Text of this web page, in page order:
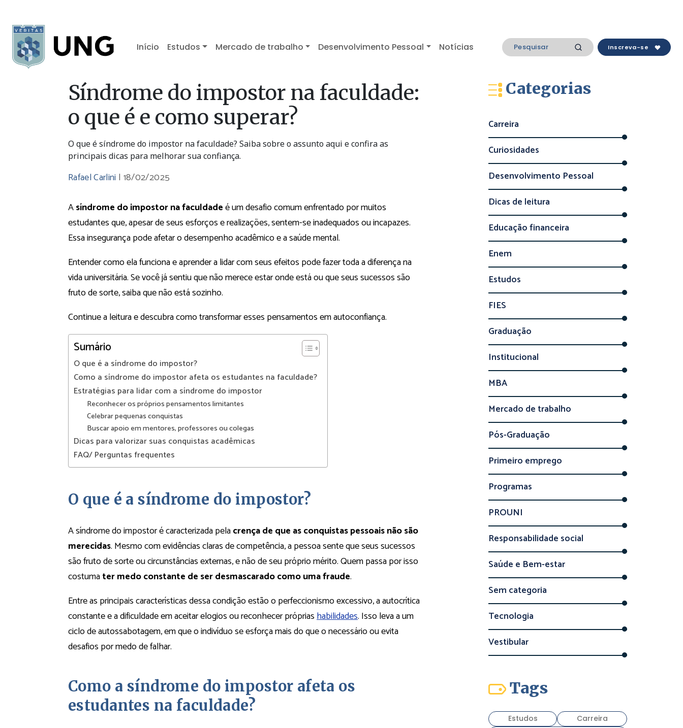
Início Estudos Mercado de trabalho Desenvolvimento Pessoal Notícias Inscreva-se
Síndrome do impostor na faculdade:
o que é e como superar?
O que é síndrome do impostor na faculdade? Saiba sobre o assunto aqui e confira as
principais dicas para melhorar sua confiança.
Rafael Carlini | 18/02/2025
Asíndrome do impostor na faculdadeé um desafio comum enfrentado por muitos
estudantes que, apesar de seus esforços e realizações, sentem-se inadequados ou incapazes.
Essa insegurança pode afetar o desempenho acadêmico e a saúde mental.
Entender como ela funciona e aprender a lidar com seus efeitos pode fazer toda a diferença na
vida universitária. Se você já sentiu que não merece estar onde está ou que seus sucessos são
fruto de sorte, saiba que não está sozinho.
Continue a leitura e descubra como transformar esses pensamentos em autoconfiança.
Sumário
O que é a síndrome do impostor?
Como a síndrome do impostor afeta os estudantes na faculdade?
Estratégias para lidar com a síndrome do impostor
Reconhecer os próprios pensamentos limitantes
Celebrar pequenas conquistas
Buscar apoio em mentores, professores ou colegas
Dicas para valorizar suas conquistas acadêmicas
FAQ/ Perguntas frequentes
O que é a síndrome do impostor?
A síndrome do impostor é caracterizada pelacrença de que as conquistas pessoais não são
merecidas. Mesmo com evidências claras de competência, a pessoa sente que seus sucessos
são fruto de sorte ou circunstâncias externas, e não de seu próprio mérito. Quem passa por isso
costumater medo constante de ser desmascarado como uma fraude.
Entre as principais características dessa condição estão o perfeccionismo excessivo, a autocrítica
constante e a dificuldade em aceitar elogios ou reconhecer própriashabilidades. Isso leva a um
ciclo de autossabotagem, em que o indivíduo se esforça mais do que o necessário ou evita
desafios por medo de falhar.
Como a síndrome do impostor afeta os
estudantes na faculdade?
Categorias
Carreira
Curiosidades
Desenvolvimento Pessoal
Dicas de leitura
Educação financeira
Enem
Estudos
FIES
Graduação
Institucional
MBA
Mercado de trabalho
Pós-Graduação
Primeiro emprego
Programas
PROUNI
Responsabilidade social
Saúde e Bem-estar
Sem categoria
Tecnologia
Vestibular
Tags
Estudos
Carreira